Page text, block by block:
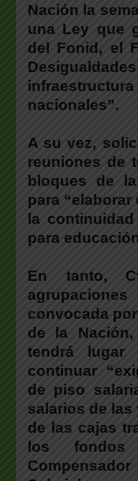
Nación la
una Ley que
del Fonid, el
nacionales”.
A su vez,
reuniones de
bloques de
para
la
para
En tanto,
convocada
de la Nación,
tendrá
continuar
de piso
salarios de
de las cajas
los